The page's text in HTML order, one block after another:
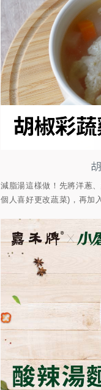
減脂湯這樣做！先將洋蔥
個人喜好更改蔬菜)，再加